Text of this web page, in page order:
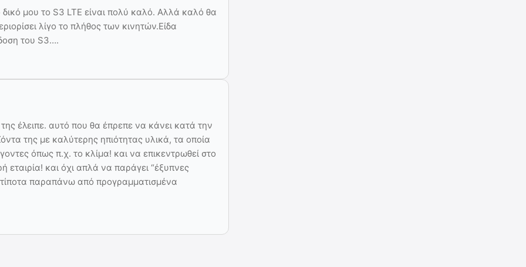
μου το S3 LTE είναι πολύ καλό. Αλλά καλό θα
λίγο το πλήθος των κινητών.Είδα
του S3….
έλειπε. αυτό που θα έπρεπε να κάνει κατά την
της με καλύτερης ηπιότητας υλικά, τα οποία
όπως π.χ. το κλίμα! και να επικεντρωθεί στο
εταιρία! και όχι απλά να παράγει “έξυπνες
παραπάνω από προγραμματισμένα